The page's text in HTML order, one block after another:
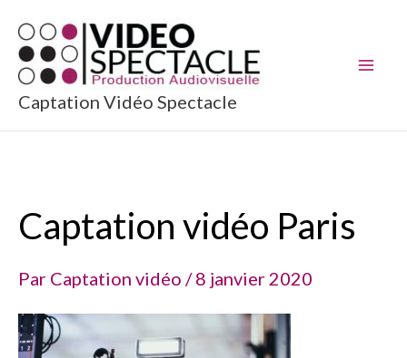
contenu
Captation Vidéo Spectacle
Captation vidéo Paris
Par Captation vidéo /8 janvier 2020